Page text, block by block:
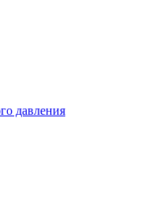
давления